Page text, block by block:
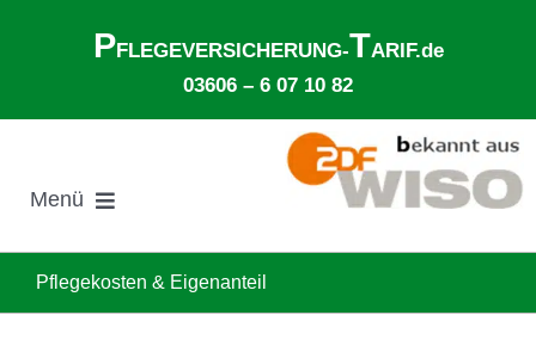
PFLEGEVERSICHERUNG-TARIF.de
03606 – 6 07 10 82
Menü
Suche
nach:
Pflegekosten & Eigenanteil